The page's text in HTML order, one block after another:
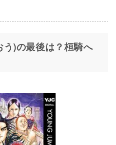
う)の最後は？桓騎へ